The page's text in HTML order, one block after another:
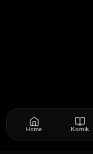
Home Komik